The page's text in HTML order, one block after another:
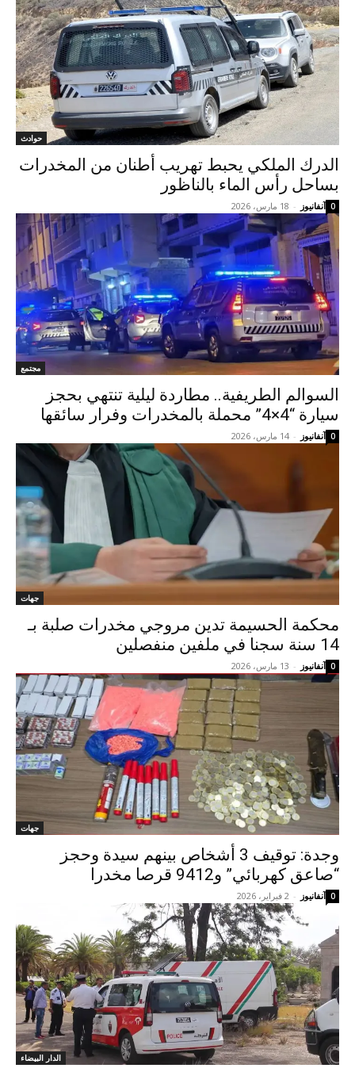
حوادث
الدرك الملكي يحبط تهريب أطنان من المخدرات
بساحل رأس الماء بالناظور
آنفانيوز - 18 مارس، 2026 0
مجتمع
السوالم الطريفية.. مطاردة ليلية تنتهي بحجز
سيارة “4×4” محملة بالمخدرات وفرار سائقها
آنفانيوز - 14 مارس، 2026 0
جهات
محكمة الحسيمة تدين مروجي مخدرات صلبة بـ
14 سنة سجنا في ملفين منفصلين
آنفانيوز - 13 مارس، 2026 0
جهات
وجدة: توقيف 3 أشخاص بينهم سيدة وحجز
“صاعق كهربائي” و9412 قرصا مخدرا
آنفانيوز - 2 فبراير، 2026 0
الدار البيضاء